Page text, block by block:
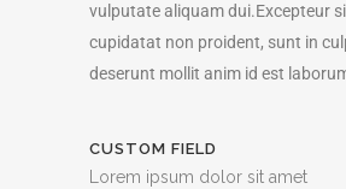
vulputate aliquam dui.Excepteur
cupidatat non proident, sunt in
deserunt mollit anim id est
CUSTOM FIELD
Lorem ipsum dolor sit amet